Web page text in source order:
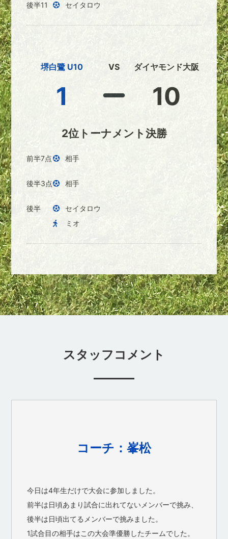
後半11 セイタロウ
堺白鷺 U10
1
VS ダイヤモンド大阪
10
2位トーナメント決勝
前半7点 相手
後半3点 相手
後半
セイタロウ
ミオ
スタッフコメント
コーチ：峯松
今日は4年生だけで大会に参加しました。
前半は日頃あまり試合に出れてないメンバーで挑み、
後半は日頃出てるメンバーで挑みました。
1試合目の相手はこの大会準優勝したチームでした。